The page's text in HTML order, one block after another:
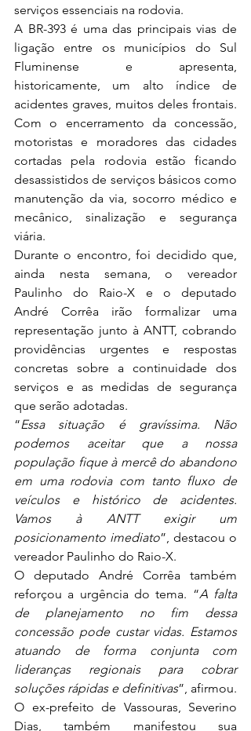
serviços essenciais na rodovia.
A BR-393 é uma das principais vias de
ligação entre os municípios do Sul
Fluminense e apresenta,
historicamente, um alto índice de
acidentes graves, muitos deles frontais.
Com o encerramento da concessão,
motoristas e moradores das cidades
cortadas pela rodovia estão ficando
desassistidos de serviços básicos como
manutenção da via, socorro médico e
mecânico, sinalização e segurança
viária.
Durante o encontro, foi decidido que,
ainda nesta semana, o vereador
Paulinho do Raio-X e o deputado
André Corrêa irão formalizar uma
representação junto à ANTT, cobrando
providências urgentes e respostas
concretas sobre a continuidade dos
serviços e as medidas de segurança
que serão adotadas.
“Essa situação é gravíssima. Não
podemos aceitar que a nossa
população fique à mercê do abandono
em uma rodovia com tanto fluxo de
veículos e histórico de acidentes.
Vamos à ANTT exigir um
posicionamento imediato”, destacou o
vereador Paulinho do Raio-X.
O deputado André Corrêa também
reforçou a urgência do tema. “A falta
de planejamento no fim dessa
concessão pode custar vidas. Estamos
atuando de forma conjunta com
lideranças regionais para cobrar
soluções rápidas e definitivas
O ex-prefeito de Vassouras, Severino
Dias, também manifestou sua